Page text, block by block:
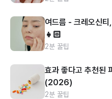
여드름 - 크레오신티
👧🏻
2분 꿀팁
효과 좋다고 추천된
(2026)
2분 꿀팁